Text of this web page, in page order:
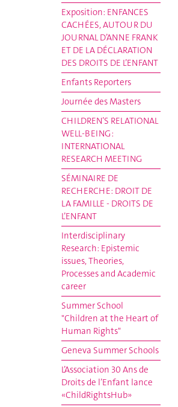
Exposition: ENFANCES
CACHÉES, AUTOUR DU
JOURNAL D’ANNE FRANK
ET DE LA DÉCLARATION
DES DROITS DE L’ENFANT
Enfants Reporters
Journée des Masters
CHILDREN’S RELATIONAL
WELL-BEING :
INTERNATIONAL
RESEARCH MEETING
SÉMINAIRE DE
RECHERCHE: DROIT DE
LA FAMILLE - DROITS DE
L’ENFANT
Interdisciplinary
Research: Epistemic
issues, Theories,
Processes and Academic
career
Summer School
"Children at the Heart of
Human Rights"
Geneva Summer Schools
L’Association 30 Ans de
Droits de l’Enfant lance
«ChildRightsHub»